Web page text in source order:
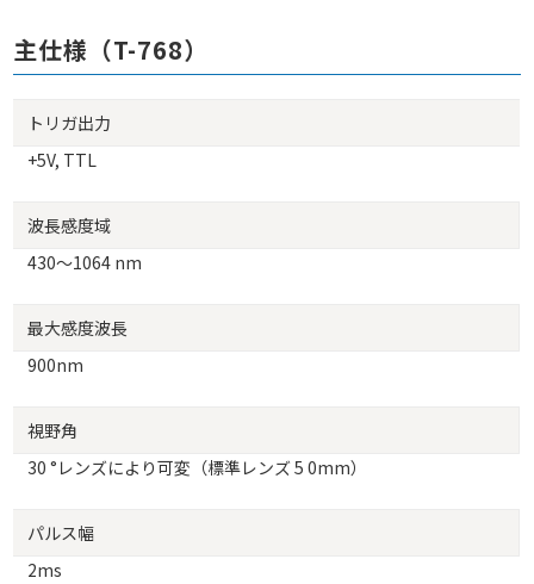
主仕様（T-768）
トリガ出力
+5V, TTL
波長感度域
430～1064 nm
最大感度波長
900nm
視野角
30 °レンズにより可変（標準レンズ 5 0mm）
パルス幅
2ms